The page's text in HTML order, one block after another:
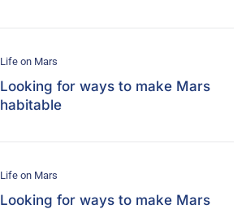
Life on Mars
Looking for ways to make Mars
habitable
Life on Mars
Looking for ways to make Mars